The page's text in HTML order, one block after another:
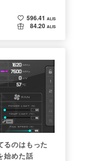
596.41 ALIS
84.20 ALIS
のはもった
始めた話